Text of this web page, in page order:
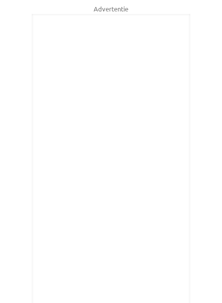
Advertentie